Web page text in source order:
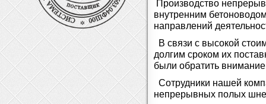
Производство
внутренним
направлений
В связи с высокой
долгим сроком их
были обратить
Сотрудники нашей
непрерывных полых